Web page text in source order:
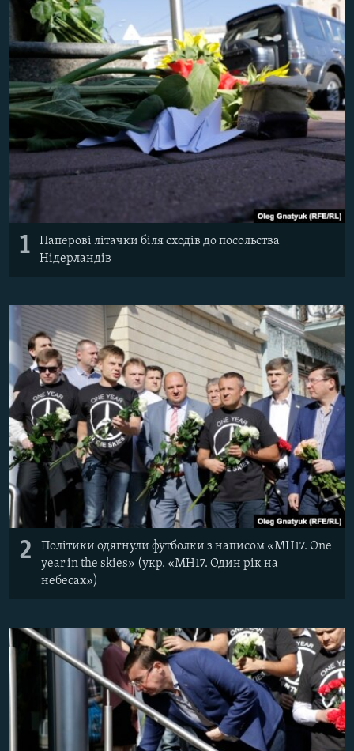
ВІДЕОУРОКИ «ELIFBE»
СВІДЧЕННЯ ОКУПАЦІЇ
УКРАЇНСЬКА ПРОБЛЕМА КРИМУ
ІНФОГРАФІКА
Русский
Qırımtatar
ДОЛУЧАЙСЯ!
Усі сайти RFE/RL
1
Паперові літачки біля сходів до посольства
Нідерландів
2
Політики одягнули футболки з написом «MH17. One
year in the skies» ​(укр. «MH17. Один рік на
небесах»)